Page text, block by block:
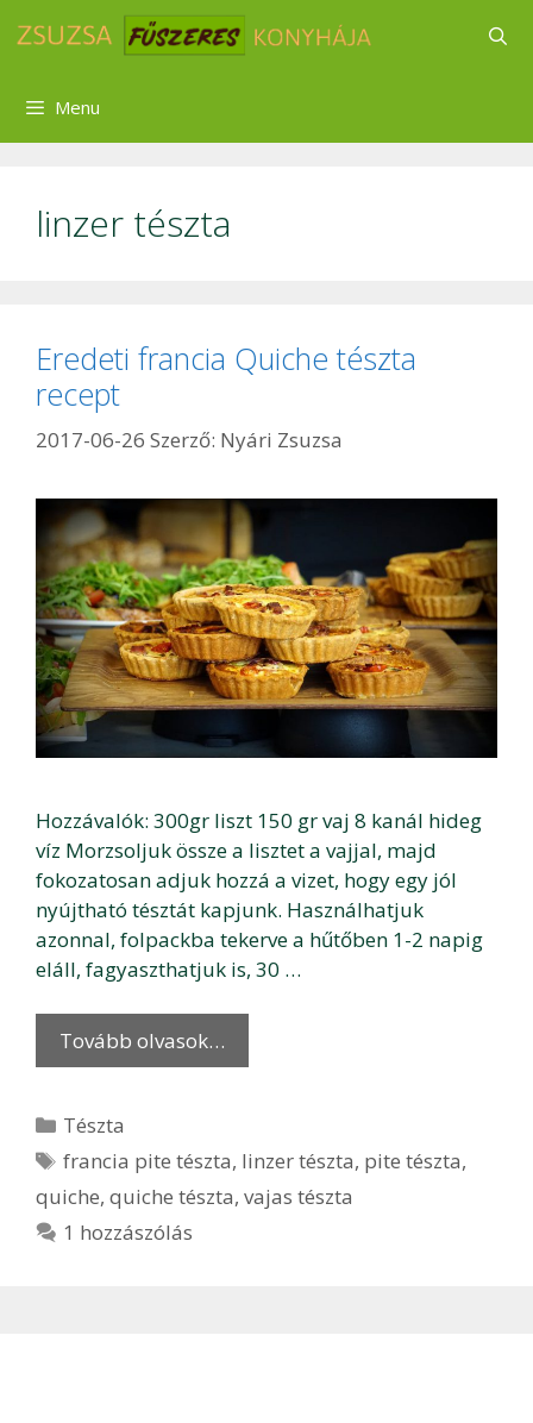
Menu
linzer tészta
Eredeti francia Quiche tészta
recept
2017-06-26 Szerző: Nyári Zsuzsa
Hozzávalók: 300gr liszt 150 gr vaj 8 kanál hideg
víz Morzsoljuk össze a lisztet a vajjal, majd
fokozatosan adjuk hozzá a vizet, hogy egy jól
nyújtható tésztát kapjunk. Használhatjuk
azonnal, folpackba tekerve a hűtőben 1-2 napig
eláll, fagyaszthatjuk is, 30 …
Tovább olvasok…
Kategória
Tészta
Címkék
francia pite tészta, linzer tészta, pite tészta,
quiche, quiche tészta, vajas tészta
1 hozzászólás